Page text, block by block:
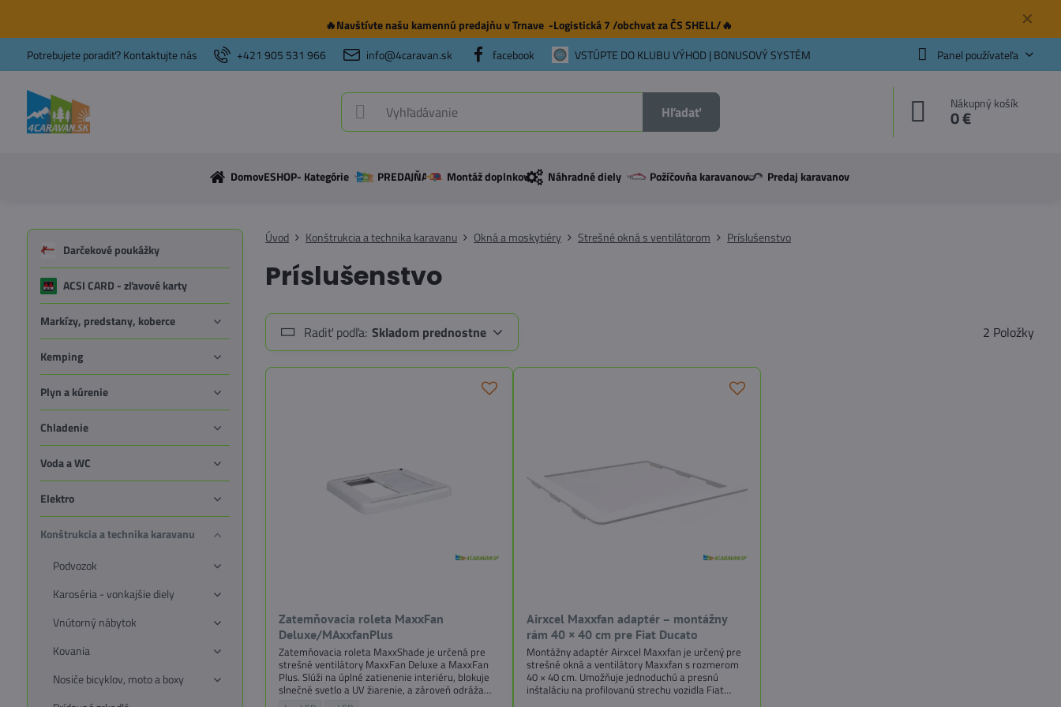
✕
🔥Navštívte našu kamennú predajňuv Trnave -Logistická 7 /obchvat za ČS SHELL/🔥
Potrebujete poradiť? Kontaktujte nás
+421 905 531 966 info@4caravan.sk facebook VSTÚPTE DO KLUBU VÝHOD | BONUSOVÝ SYSTÉM Panel používateľa
Hľadať Nákupný košík
0 €
DomovESHOP- Kategórie PREDAJŇA Montáž doplnkov Náhradné diely Požíčovňa karavanov Predaj karavanov
Úvod Konštrukcia a technika karavanu Okná a moskytiéry Strešné okná s ventilátorom Príslušenstvo
Príslušenstvo
Radiť podľa: Skladom prednostne 2 Položky
Zatemňovacia roleta MaxxFan
Deluxe/MAxxfanPlus
Zatemňovacia roleta MaxxShade je určená pre
strešné ventilátory MaxxFan Deluxe a MaxxFan
Plus. Slúži na úplné zatienenie interiéru, blokuje
slnečné svetlo a UV žiarenie, a zároveň odráža
teplo vďaka reflexnej vrstve. Roleta je
Airxcel Maxxfan adaptér – montážny
rám 40 × 40 cm pre Fiat Ducato
Montážny adaptér Airxcel Maxxfan je určený pre
strešné okná a ventilátory Maxxfan s rozmerom
40 × 40 cm. Umožňuje jednoduchú a presnú
inštaláciu na profilovanú strechu vozidla Fiat
Darčekové poukážky
ACSI CARD - zľavové karty
Markízy, predstany, koberce
Kemping
Plyn a kúrenie
Chladenie
Voda a WC
Elektro
Konštrukcia a technika karavanu
Podvozok
Karoséria - vonkajšie diely
Vnútorný nábytok
Kovania
Nosiče bicyklov, moto a boxy